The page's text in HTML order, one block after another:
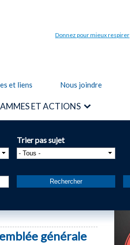
Donnez pour mieux respirer
et liens Nous joindre
ET ACTIONS
Trier pas sujet
générale